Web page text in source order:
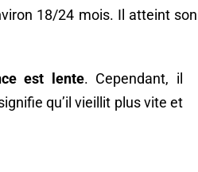
18/24 mois. Il atteint son
est lente. Cependant, il
qu’il vieillit plus vite et